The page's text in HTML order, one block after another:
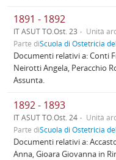
1891 - 1892
IT ASUT TO.Ost. 23 Unità
Parte diScuola di Ostetricia
Documenti relativi a: Conti
Neirotti Angela, Peracchio
Assunta.
1892 - 1893
IT ASUT TO.Ost. 24 Unità
Parte diScuola di Ostetricia
Documenti relativi a:
Anna, Gioara Giovanna in